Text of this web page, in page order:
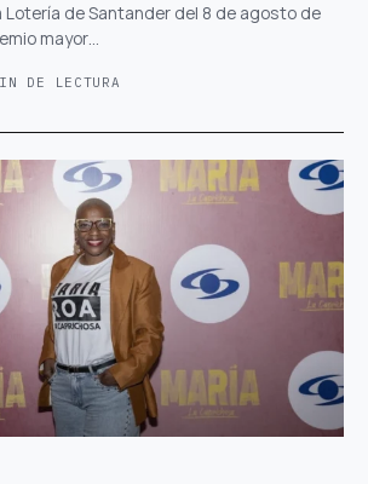
Lotería de Santander del 8 de agosto de
mayor…
DE LECTURA